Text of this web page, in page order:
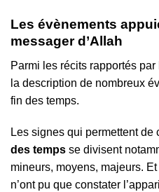
Les évènements
messager d’Allah
Parmi les récits rapportés
la description de nombreux
fin des temps.
Les signes qui permettent de
des temps se divisent
mineurs, moyens, majeurs.
n’ont pu que constater